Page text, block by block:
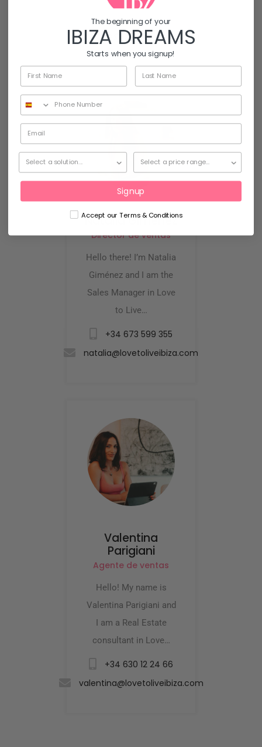
Estate…
daniela@lovetoliveibiza.com
Natalia Giménez
Director de ventas
Hello there! I’m Natalia
Giménez and I am the
Sales Manager in Love
to Live…
+34 673 599 355
natalia@lovetoliveibiza.com
Valentina
Parigiani
Agente de ventas
Hello! My name is
Valentina Parigiani and
I am a Real Estate
consultant in Love…
+34 630 12 24 66
valentina@lovetoliveibiza.com
The beginning of your
IBIZA DREAMS
Starts when you signup!
Signup
Accept our Terms & Conditions